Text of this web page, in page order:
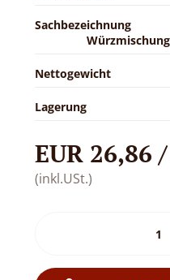
Sachbezeichnung
Nettogewicht
Lagerung
EUR 26,86
(inkl.USt.)